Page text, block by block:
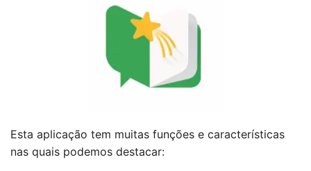
Esta aplicação tem muitas funções e características
nas quais podemos destacar: